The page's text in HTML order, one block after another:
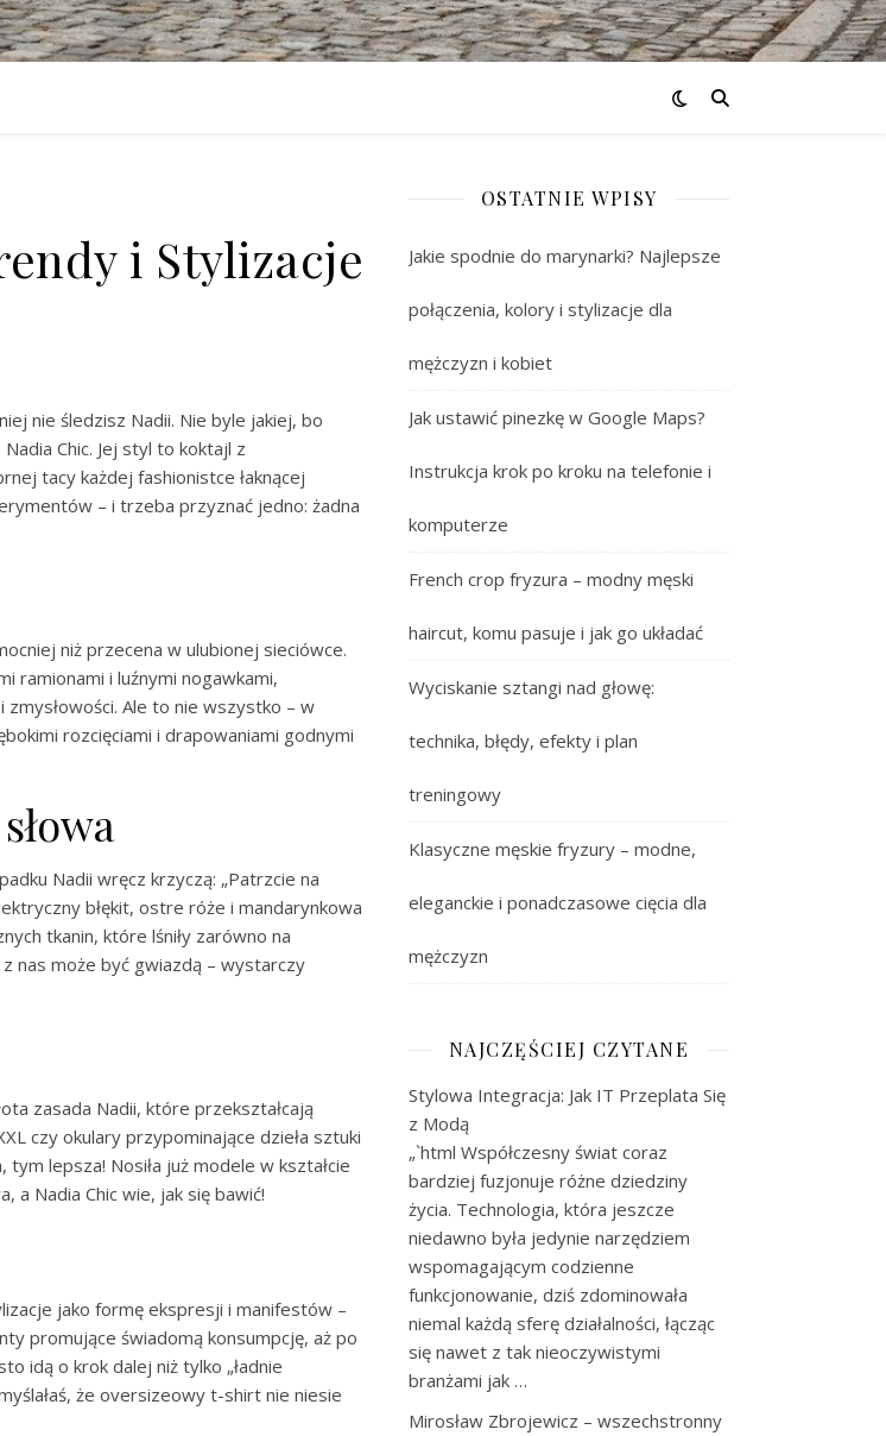
i Stylizacje
nie śledzisz Nadii. Nie byle jakiej, bo
Chic. Jej styl to koktajl z
tacy każdej fashionistce łaknącej
– i trzeba przyznać jedno: żadna
niż przecena w ulubionej sieciówce.
ramionami i luźnymi nogawkami,
Ale to nie wszystko – w
rozcięciami i drapowaniami godnymi
Nadii wręcz krzyczą: „Patrzcie na
błękit, ostre róże i mandarynkowa
tkanin, które lśniły zarówno na
nas może być gwiazdą – wystarczy
zasada Nadii, które przekształcają
czy okulary przypominające dzieła sztuki
lepsza! Nosiła już modele w kształcie
a Nadia Chic wie, jak się bawić!
jako formę ekspresji i manifestów –
promujące świadomą konsumpcję, aż po
idą o krok dalej niż tylko „ładnie
że oversizeowy t-shirt nie niesie
OSTATNIE WPISY
Jakie spodnie do marynarki? Najlepsze
połączenia, kolory i stylizacje dla
mężczyzn i kobiet
Jak ustawić pinezkę w Google Maps?
Instrukcja krok po kroku na telefonie i
komputerze
French crop fryzura – modny męski
haircut, komu pasuje i jak go układać
Wyciskanie sztangi nad głowę:
technika, błędy, efekty i plan
treningowy
Klasyczne męskie fryzury – modne,
eleganckie i ponadczasowe cięcia dla
mężczyzn
NAJCZĘŚCIEJ CZYTANE
Stylowa Integracja: Jak IT Przeplata Się
z Modą
„`html Współczesny świat coraz
bardziej fuzjonuje różne dziedziny
życia. Technologia, która jeszcze
niedawno była jedynie narzędziem
wspomagającym codzienne
funkcjonowanie, dziś zdominowała
niemal każdą sferę działalności, łącząc
się nawet z tak nieoczywistymi
branżami jak …
Mirosław Zbrojewicz – wszechstronny